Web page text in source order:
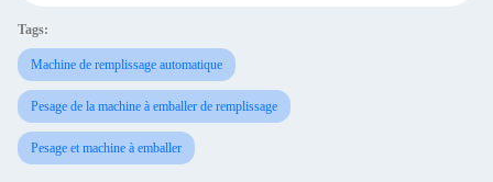
Tags:
Machine de remplissage automatique
Pesage de la machine à emballer de remplissage
Pesage et machine à emballer